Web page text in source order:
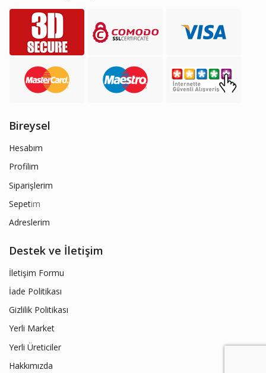
Bireysel
Hesabım
Profilim
Siparişlerim
Sepetim
Adreslerim
Destek ve İletişim
İletişim Formu
İade Politikası
Gizlilik Politikası
Yerli Market
Yerli Üreticiler
Hakkımızda